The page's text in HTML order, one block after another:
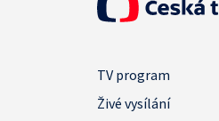
TV program
Živé vysílání